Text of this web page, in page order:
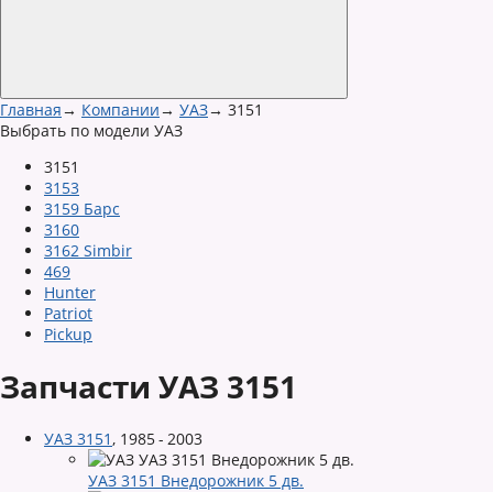
Главная→ Компании→ УАЗ→ 3151
Выбрать по модели УАЗ
3151
3153
3159 Барс
3160
3162 Simbir
469
Hunter
Patriot
Pickup
Запчасти УАЗ 3151
УАЗ 3151 , 1985 - 2003
УАЗ 3151 Внедорожник 5 дв.